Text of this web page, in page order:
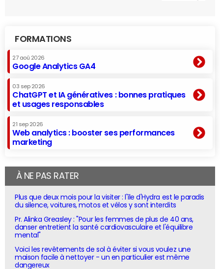
FORMATIONS
27 aoû 2026
Google Analytics GA4
03 sep 2026
ChatGPT et IA génératives : bonnes pratiques
et usages responsables
21 sep 2026
Web analytics : booster ses performances
marketing
À NE PAS RATER
Plus que deux mois pour la visiter : l'île d'Hydra est le paradis
du silence, voitures, motos et vélos y sont interdits
Pr. Alinka Greasley : "Pour les femmes de plus de 40 ans,
danser entretient la santé cardiovasculaire et l'équilibre
mental"
Voici les revêtements de sol à éviter si vous voulez une
maison facile à nettoyer - un en particulier est même
dangereux